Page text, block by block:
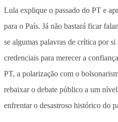
Lula explique o passado do PT e
para o País. Já não bastará ficar
se algumas palavras de crítica por si
credenciais para merecer a
PT, a polarização com o
rebaixar o debate público a um
enfrentar o desastroso histórico do